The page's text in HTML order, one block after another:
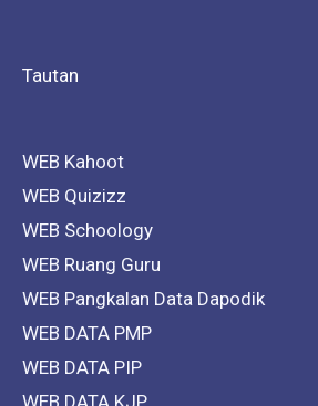
Tautan
WEB Kahoot
WEB Quizizz
WEB Schoology
WEB Ruang Guru
WEB Pangkalan Data Dapodik
WEB DATA PMP
WEB DATA PIP